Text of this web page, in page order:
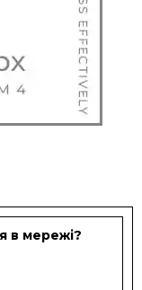
в мережі?